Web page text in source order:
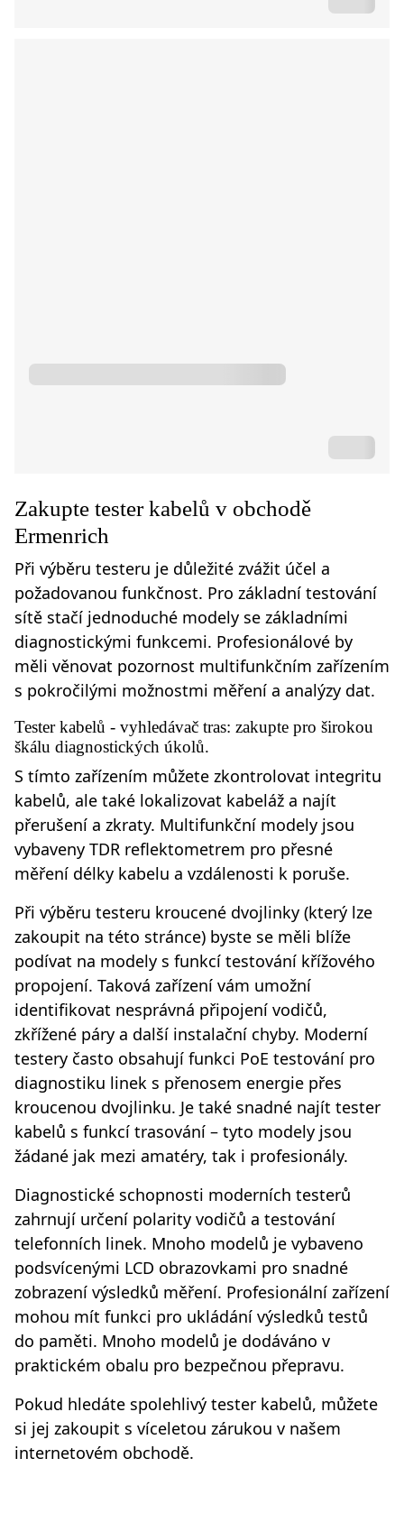
Zakupte tester kabelů v obchodě
Ermenrich
Při výběru testeru je důležité zvážit účel a
požadovanou funkčnost. Pro základní testování
sítě stačí jednoduché modely se základními
diagnostickými funkcemi. Profesionálové by
měli věnovat pozornost multifunkčním zařízením
s pokročilými možnostmi měření a analýzy dat.
Tester kabelů - vyhledávač tras: zakupte pro širokou
škálu diagnostických úkolů.
S tímto zařízením můžete zkontrolovat integritu
kabelů, ale také lokalizovat kabeláž a najít
přerušení a zkraty. Multifunkční modely jsou
vybaveny TDR reflektometrem pro přesné
měření délky kabelu a vzdálenosti k poruše.
Při výběru testeru kroucené dvojlinky (který lze
zakoupit na této stránce) byste se měli blíže
podívat na modely s funkcí testování křížového
propojení. Taková zařízení vám umožní
identifikovat nesprávná připojení vodičů,
zkřížené páry a další instalační chyby. Moderní
testery často obsahují funkci PoE testování pro
diagnostiku linek s přenosem energie přes
kroucenou dvojlinku. Je také snadné najít tester
kabelů s funkcí trasování – tyto modely jsou
žádané jak mezi amatéry, tak i profesionály.
Diagnostické schopnosti moderních testerů
zahrnují určení polarity vodičů a testování
telefonních linek. Mnoho modelů je vybaveno
podsvícenými LCD obrazovkami pro snadné
zobrazení výsledků měření. Profesionální zařízení
mohou mít funkci pro ukládání výsledků testů
do paměti. Mnoho modelů je dodáváno v
praktickém obalu pro bezpečnou přepravu.
Pokud hledáte spolehlivý tester kabelů, můžete
si jej zakoupit s víceletou zárukou v našem
internetovém obchodě.